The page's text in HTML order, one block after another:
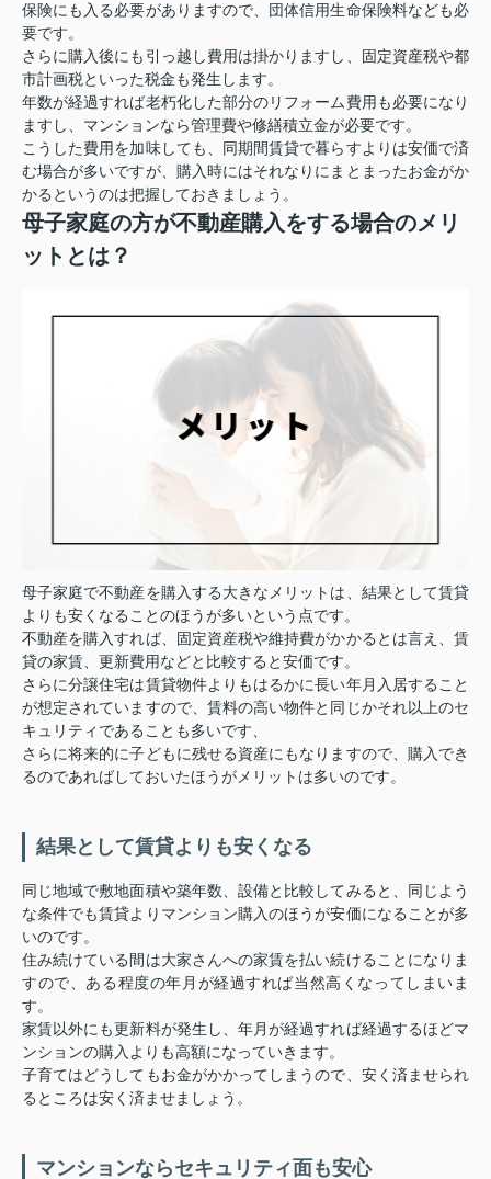
保険にも入る必要がありますので、団体信用生命保険料なども必
要です。
さらに購入後にも引っ越し費用は掛かりますし、固定資産税や都
市計画税といった税金も発生します。
年数が経過すれば老朽化した部分のリフォーム費用も必要になり
ますし、マンションなら管理費や修繕積立金が必要です。
こうした費用を加味しても、同期間賃貸で暮らすよりは安価で済
む場合が多いですが、購入時にはそれなりにまとまったお金がか
かるというのは把握しておきましょう。
母子家庭の方が不動産購入をする場合のメリ
ットとは？
母子家庭で不動産を購入する大きなメリットは、結果として賃貸
よりも安くなることのほうが多いという点です。
不動産を購入すれば、固定資産税や維持費がかかるとは言え、賃
貸の家賃、更新費用などと比較すると安価です。
さらに分譲住宅は賃貸物件よりもはるかに長い年月入居すること
が想定されていますので、賃料の高い物件と同じかそれ以上のセ
キュリティであることも多いです、
さらに将来的に子どもに残せる資産にもなりますので、購入でき
るのであればしておいたほうがメリットは多いのです。
結果として賃貸よりも安くなる
同じ地域で敷地面積や築年数、設備と比較してみると、同じよう
な条件でも賃貸よりマンション購入のほうが安価になることが多
いのです。
住み続けている間は大家さんへの家賃を払い続けることになりま
すので、ある程度の年月が経過すれば当然高くなってしまいま
す。
家賃以外にも更新料が発生し、年月が経過すれば経過するほどマ
ンションの購入よりも高額になっていきます。
子育てはどうしてもお金がかかってしまうので、安く済ませられ
るところは安く済ませましょう。
マンションならセキュリティ面も安心